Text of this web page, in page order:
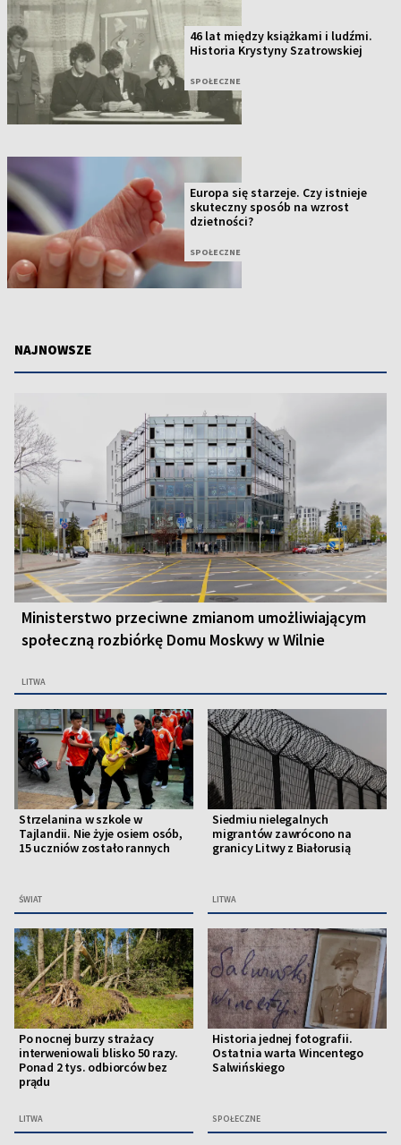
46 lat między książkami i ludźmi.
Historia Krystyny Szatrowskiej
SPOŁECZNE
Europa się starzeje. Czy istnieje
skuteczny sposób na wzrost
dzietności?
SPOŁECZNE
NAJNOWSZE
Ministerstwo przeciwne zmianom umożliwiającym
społeczną rozbiórkę Domu Moskwy w Wilnie
LITWA
Strzelanina w szkole w
Tajlandii. Nie żyje osiem osób,
15 uczniów zostało rannych
ŚWIAT
Siedmiu nielegalnych
migrantów zawrócono na
granicy Litwy z Białorusią
LITWA
Po nocnej burzy strażacy
interweniowali blisko 50 razy.
Ponad 2 tys. odbiorców bez
prądu
LITWA
Historia jednej fotografii.
Ostatnia warta Wincentego
Salwińskiego
SPOŁECZNE